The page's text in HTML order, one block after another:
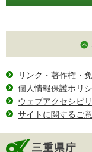
リンク・著作権・
個人情報保護ポリ
ウェブアクセシビ
サイトに関するご